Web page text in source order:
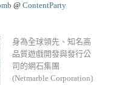
@ ContentParty
身為全球領先、知名高
品質遊戲開發與發行公
司的網石集團
(Netmarble Corporation)